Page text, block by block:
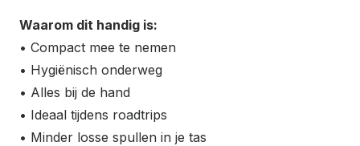
Waarom dit handig is:
• Compact mee te nemen
• Hygiënisch onderweg
• Alles bij de hand
• Ideaal tijdens roadtrips
• Minder losse spullen in je tas